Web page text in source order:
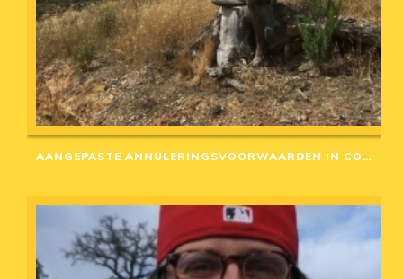
AANGEPASTE ANNULERINGSVOORWAARDEN IN CORONA-TIJD